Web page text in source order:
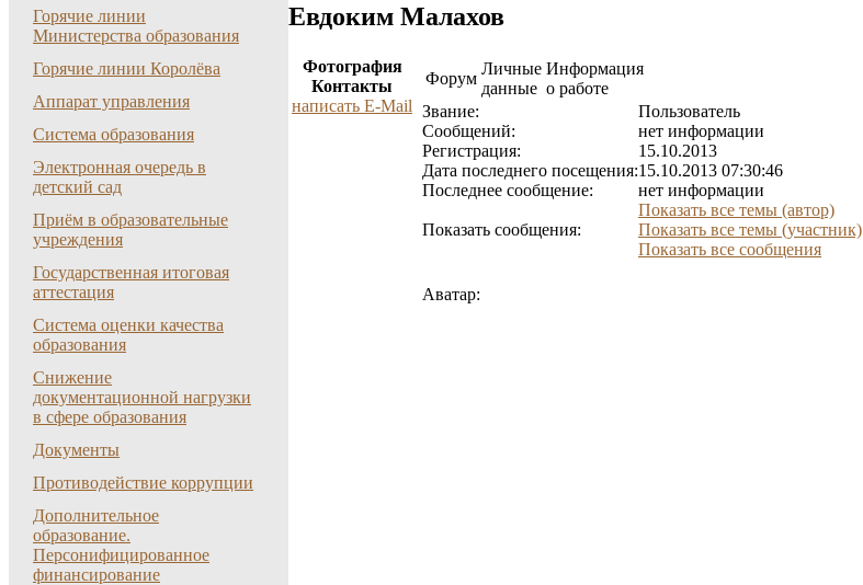
Горячие линии
Министерства образования
Горячие линии Королёва
Аппарат управления
Система образования
Электронная очередь в
детский сад
Приём в образовательные
учреждения
Государственная итоговая
аттестация
Система оценки качества
образования
Снижение
документационной нагрузки
в сфере образования
Документы
Противодействие коррупции
Дополнительное
образование.
Персонифицированное
финансирование
Евдоким Малахов
Фотография
Контакты
написать E-Mail
Форум
Личные
данные
Информация
о работе
Звание:
Пользователь
Cообщений:
нет информации
Регистрация:
15.10.2013
Дата последнего посещения:15.10.2013 07:30:46
Последнее сообщение:
нет информации
Показать сообщения:
Показать все темы (автор)
Показать все темы (участник)
Показать все сообщения
Аватар: